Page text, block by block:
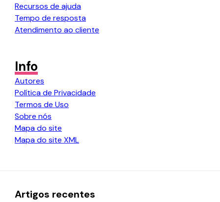
Recursos de ajuda
Tempo de resposta
Atendimento ao cliente
Info
Autores
Política de Privacidade
Termos de Uso
Sobre nós
Mapa do site
Mapa do site XML
Artigos recentes